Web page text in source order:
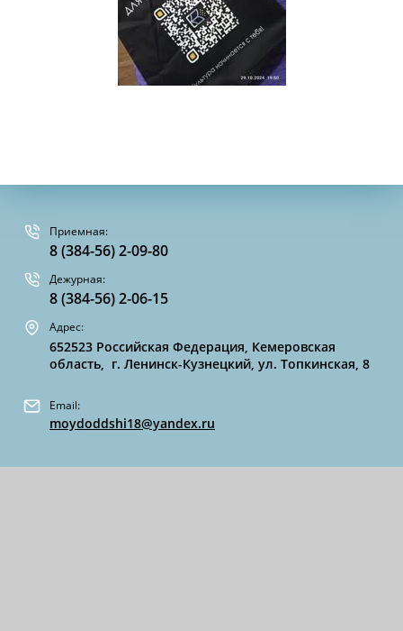
Приемная:
8 (384-56) 2-09-80
Дежурная:
8 (384-56) 2-06-15
Адрес:
652523 Российская Федерация, Кемеровская
область, г. Ленинск-Кузнецкий, ул. Топкинская, 8
Email:
moydoddshi18@yandex.ru